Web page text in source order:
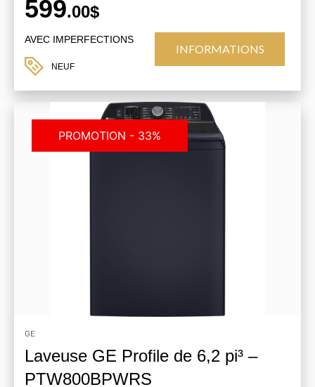
599.00$
AVEC IMPERFECTIONS
NEUF
INFORMATIONS
PROMOTION - 33%
GE
Laveuse GE Profile de 6,2 pi³ –
PTW800BPWRS